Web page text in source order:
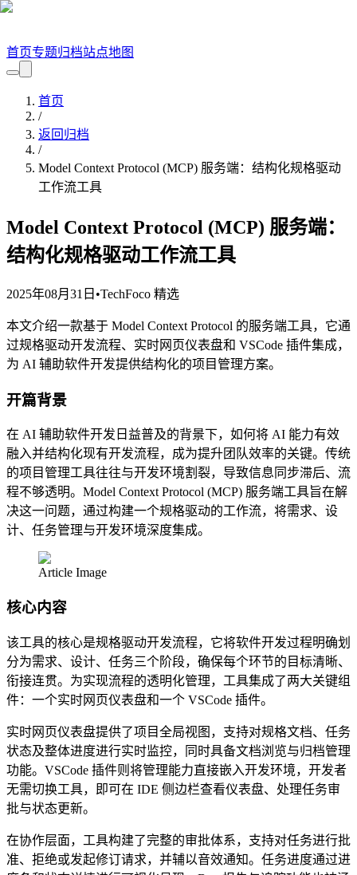
首页专题归档站点地图
首页
/
返回归档
/
Model Context Protocol (MCP) 服务端：结构化规格驱动
工作流工具
Model Context Protocol (MCP) 服务端：
结构化规格驱动工作流工具
2025年08月31日 •TechFoco 精选
本文介绍一款基于 Model Context Protocol 的服务端工具，它通
过规格驱动开发流程、实时网页仪表盘和 VSCode 插件集成，
为 AI 辅助软件开发提供结构化的项目管理方案。
开篇背景
在 AI 辅助软件开发日益普及的背景下，如何将 AI 能力有效
融入并结构化现有开发流程，成为提升团队效率的关键。传统
的项目管理工具往往与开发环境割裂，导致信息同步滞后、流
程不够透明。Model Context Protocol (MCP) 服务端工具旨在解
决这一问题，通过构建一个规格驱动的工作流，将需求、设
计、任务管理与开发环境深度集成。
Article Image
核心内容
该工具的核心是规格驱动开发流程，它将软件开发过程明确划
分为需求、设计、任务三个阶段，确保每个环节的目标清晰、
衔接连贯。为实现流程的透明化管理，工具集成了两大关键组
件：一个实时网页仪表盘和一个 VSCode 插件。
实时网页仪表盘提供了项目全局视图，支持对规格文档、任务
状态及整体进度进行实时监控，同时具备文档浏览与归档管理
功能。VSCode 插件则将管理能力直接嵌入开发环境，开发者
无需切换工具，即可在 IDE 侧边栏查看仪表盘、处理任务审
批与状态更新。
在协作层面，工具构建了完整的审批体系，支持对任务进行批
准、拒绝或发起修订请求，并辅以音效通知。任务进度通过进